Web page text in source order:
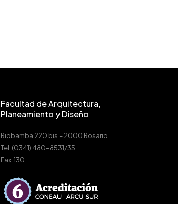
Facultad de Arquitectura,
Planeamiento y Diseño
Riobamba 220 bis – 2000 Rosario
Tel: (0341) 480-8531/35
Fax: 130